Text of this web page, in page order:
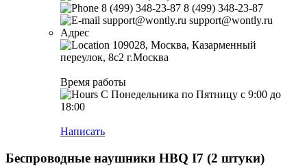
8 (499) 348-23-87 8 (499) 348-23-87
support@wontly.ru support@wontly.ru
Адрес
109028, Москва, Казарменный
переулок, 8с2 г.Москва
Время работы
С Понедельника по Пятницу с 9:00 до
18:00
Написать
Беспроводные наушники HBQ I7 (2 штуки)